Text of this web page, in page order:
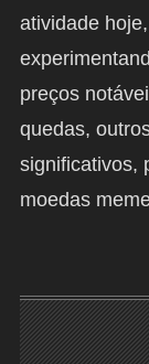
atividade
preços
quedas,
significativos,
moedas